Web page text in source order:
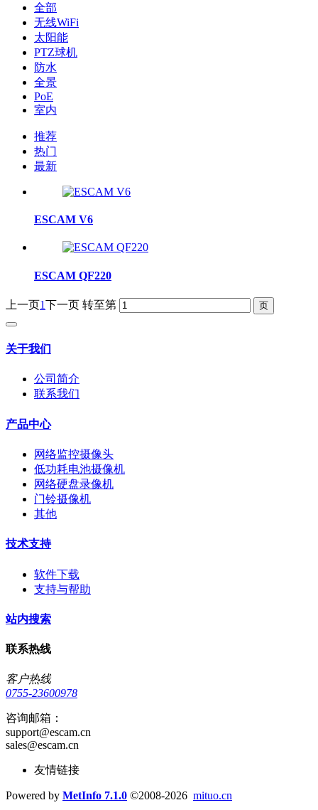
全部
无线WiFi
太阳能
PTZ球机
防水
全景
PoE
室内
推荐
热门
最新
ESCAM V6
ESCAM QF220
上一页1下一页 转至第
关于我们
公司简介
联系我们
产品中心
网络监控摄像头
低功耗电池摄像机
网络硬盘录像机
门铃摄像机
其他
技术支持
软件下载
支持与帮助
站内搜索
联系热线
客户热线
0755-23600978
咨询邮箱：
support@escam.cn
sales@escam.cn
友情链接
Powered by MetInfo 7.1.0 ©2008-2026 mituo.cn